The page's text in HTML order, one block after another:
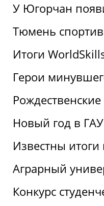
У Югорчан
Тюмень
Итоги
Герои
Новый год в
Известны
Аграрный
Конкурс